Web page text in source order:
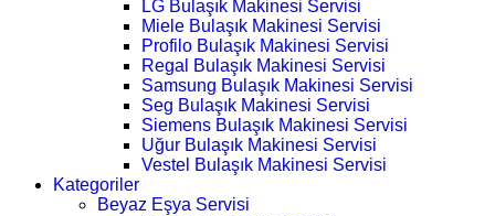
LG Bulaşık Makinesi Servisi
Miele Bulaşık Makinesi Servisi
Profilo Bulaşık Makinesi Servisi
Regal Bulaşık Makinesi Servisi
Samsung Bulaşık Makinesi Servisi
Seg Bulaşık Makinesi Servisi
Siemens Bulaşık Makinesi Servisi
Uğur Bulaşık Makinesi Servisi
Vestel Bulaşık Makinesi Servisi
Kategoriler
Beyaz Eşya Servisi